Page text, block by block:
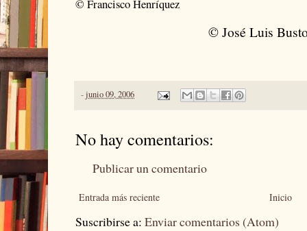
© Francisco Henríquez
© José Luis
-junio 09, 2006
No hay comentarios:
Publicar un comentario
Entrada más reciente Inicio
Suscribirse a: Enviar comentarios (Atom)